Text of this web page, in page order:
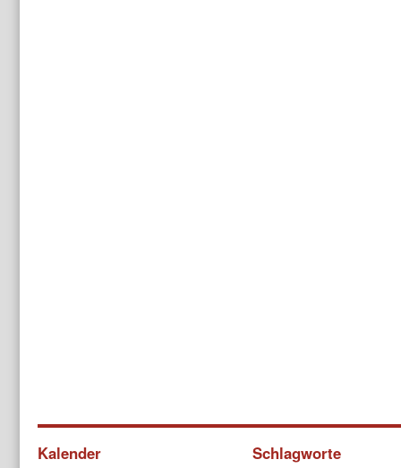
Kalender
Schlagworte